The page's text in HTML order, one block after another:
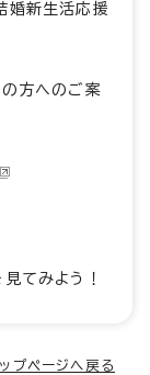
婚新生活応援
方へのご案
てみよう！
ップページへ戻る